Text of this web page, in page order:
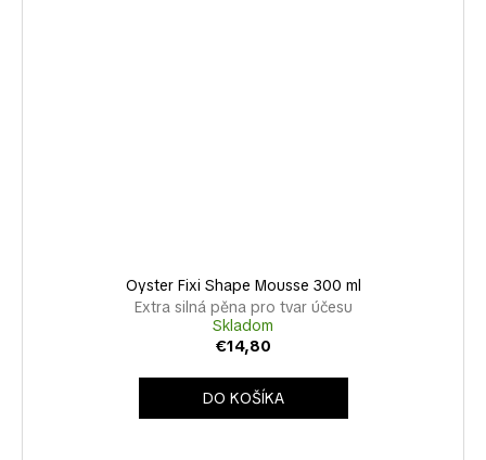
Oyster Fixi Shape Mousse 300 ml
Extra silná pěna pro tvar účesu
Skladom
€14,80
DO KOŠÍKA